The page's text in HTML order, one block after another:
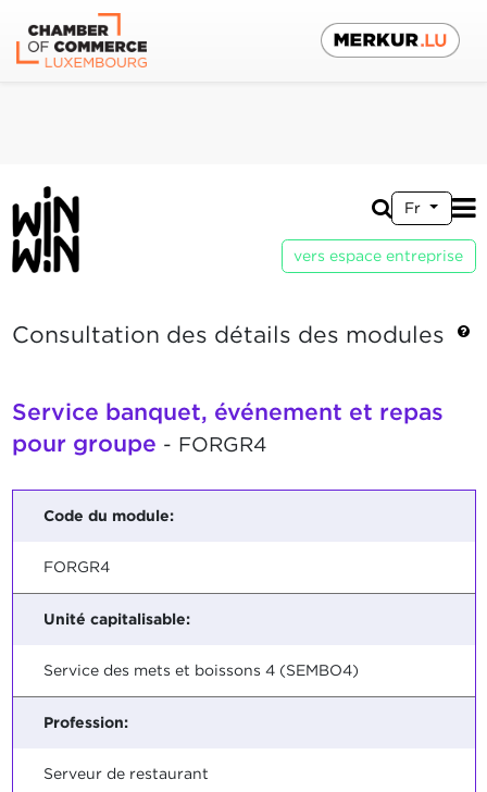
Fr
vers espace entreprise
Consultation des détails des modules
Service banquet, événement et repas
pour groupe - FORGR4
Code du module:
FORGR4
Unité capitalisable:
Service des mets et boissons 4 (SEMBO4)
Profession:
Serveur de restaurant